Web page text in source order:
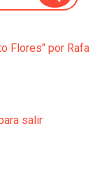
Flores" por Rafa
salir